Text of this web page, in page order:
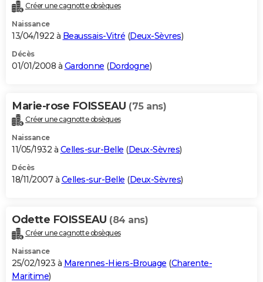
Créer une cagnotte obsèques
Naissance
13/04/1922 à Beaussais-Vitré (Deux-Sèvres)
Décès
01/01/2008 à Gardonne (Dordogne)
Marie-rose FOISSEAU (75 ans)
Créer une cagnotte obsèques
Naissance
11/05/1932 à Celles-sur-Belle (Deux-Sèvres)
Décès
18/11/2007 à Celles-sur-Belle (Deux-Sèvres)
Odette FOISSEAU (84 ans)
Créer une cagnotte obsèques
Naissance
25/02/1923 à Marennes-Hiers-Brouage (Charente-
Maritime)